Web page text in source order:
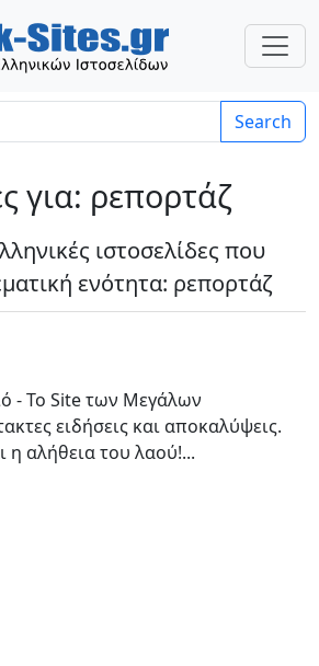
Search
για: ρεπορτάζ
ιστοσελίδες που
ενότητα: ρεπορτάζ
- Το Site των Μεγάλων
ειδήσεις και αποκαλύψεις.
η αλήθεια του λαού!...